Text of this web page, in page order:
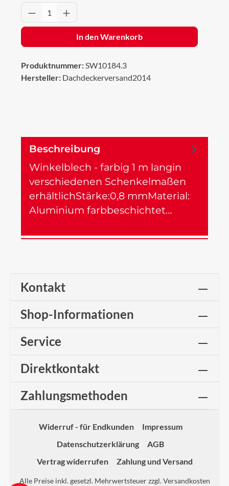
Produkt Anzahl: Gib den gewünschten
In den Warenkorb
Produktnummer:SW10184.3
Hersteller: Dachdeckerversand2014
Beschreibung
Winkelblech - farbig 1 m langin
verschiedenen Schenkelmaßen
erhältlichStärke:0,8 mmMaterial:
Aluminium farbbeschichtet…
Kontakt
Shop-Informationen
Service
Direktkontakt
Zahlungsmethoden
Widerruf - für Endkunden
Impressum
Datenschutzerklärung
AGB
Vertrag widerrufen
Zahlung und Versand
Alle Preise inkl. gesetzl. Mehrwertsteuer zzgl.Versandkosten